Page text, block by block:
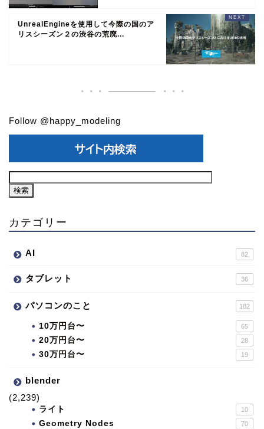
UnrealEngineを使用して今際の国のア
リスシーズン２の渋谷の荒廃...
Follow @happy_modeling
カテゴリー
AI 82
タブレット 36
パソコンのこと 182
10万円台〜 65
20万円台〜 28
30万円台〜 19
blender
(2,239)
ライト 10
Geometry Nodes 70